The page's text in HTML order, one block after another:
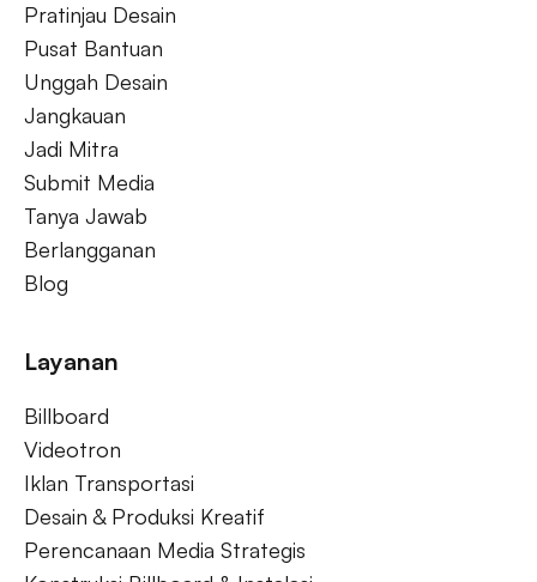
Pratinjau Desain
Pusat Bantuan
Unggah Desain
Jangkauan
Jadi Mitra
Submit Media
Tanya Jawab
Berlangganan
Blog
Layanan
Billboard
Videotron
Iklan Transportasi
Desain & Produksi Kreatif
Perencanaan Media Strategis